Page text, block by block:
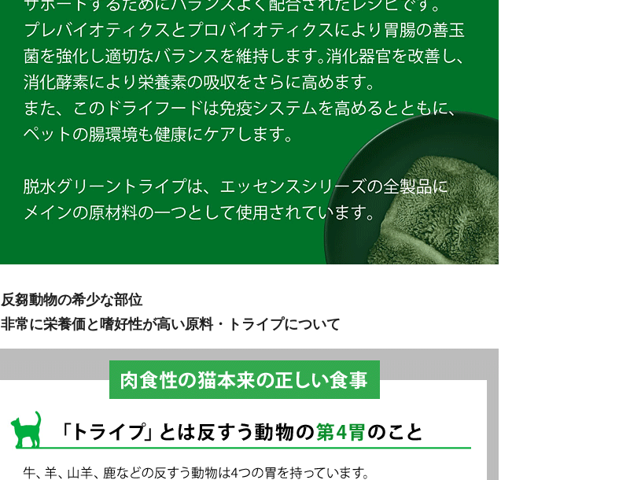
反芻動物の希少な部位
非常に栄養価と嗜好性が高い原料・トライプについて